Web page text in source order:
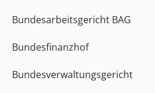
Bundesarbeitsgericht BAG
Bundesfinanzhof
Bundesverwaltungsgericht